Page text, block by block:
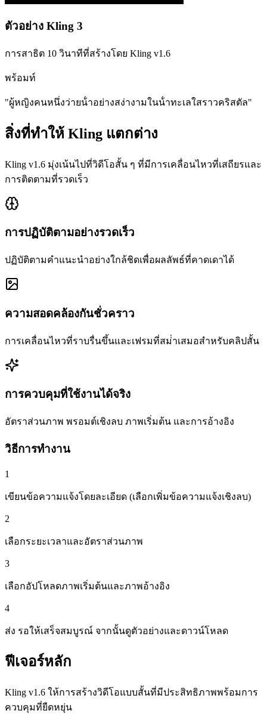
ตัวอย่าง Kling 3
การสาธิต 10 วินาทีที่สร้างโดย Kling v1.6
พร้อมท์
"ผู้หญิงคนหนึ่งว่ายน้ําอย่างสง่างามในน้ําทะเลใสราวคริสตัล"
สิ่งที่ทําให้ Kling แตกต่าง
Kling v1.6 มุ่งเน้นไปที่วิดีโอสั้น ๆ ที่มีการเคลื่อนไหวที่เสถียรและ
การติดตามที่รวดเร็ว
การปฏิบัติตามอย่างรวดเร็ว
ปฏิบัติตามคําแนะนําอย่างใกล้ชิดเพื่อผลลัพธ์ที่คาดเดาได้
ความสอดคล้องกันชั่วคราว
การเคลื่อนไหวที่ราบรื่นขึ้นและเฟรมที่สม่ําเสมอสําหรับคลิปสั้น
การควบคุมที่ใช้งานได้จริง
อัตราส่วนภาพ พรอมต์เชิงลบ ภาพเริ่มต้น และการอ้างอิง
วิธีการทํางาน
1
เขียนข้อความแจ้งโดยละเอียด (เลือกเพิ่มข้อความแจ้งเชิงลบ)
2
เลือกระยะเวลาและอัตราส่วนภาพ
3
เลือกอัปโหลดภาพเริ่มต้นและภาพอ้างอิง
4
ส่ง รอให้เสร็จสมบูรณ์ จากนั้นดูตัวอย่างและดาวน์โหลด
ฟีเจอร์หลัก
Kling v1.6 ให้การสร้างวิดีโอแบบสั้นที่มีประสิทธิภาพพร้อมการ
ควบคุมที่ยืดหยุ่น